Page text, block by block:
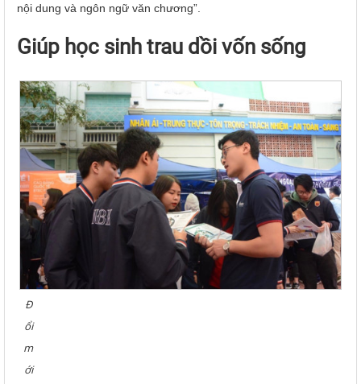
nội dung và ngôn ngữ văn chương”.
Giúp học sinh trau dồi vốn sống
Đ
ổi
m
ới